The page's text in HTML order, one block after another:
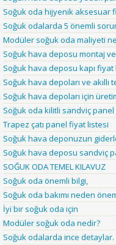
Soğuk oda hijyenik aksesuar
Soğuk odalarda 5 önemli
Modüler soğuk oda maliyeti
Soğuk hava deposu montaj ve
Soğuk hava deposu kapı fiyat
Soğuk hava depoları ve akıllı
Soğuk hava depoları için
Soğuk oda kilitli sandviç
Trapez çatı panel fiyat listesi
Soğuk hava deponuzun
Soğuk hava deposu sandviç
SOĞUK ODA TEMEL KILAVUZ
Soğuk oda önemli bilgi,
Soğuk oda bakımı neden
İyi bir soğuk oda için
Modüler soğuk oda nedir?
Soğuk odalarda ince detaylar.